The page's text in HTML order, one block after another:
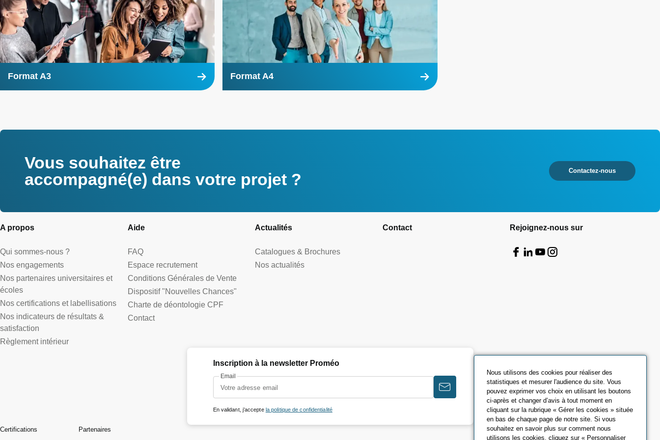
Format A3
En
savoir
Format A4
En
savoir
Vous souhaitez être
accompagné(e) dans votre projet ?
Contactez-nous
A propos
Qui sommes-nous ?
Nos engagements
Nos partenaires universitaires et
écoles
Nos certifications et labellisations
Nos indicateurs de résultats &
satisfaction
Règlement intérieur
Aide
FAQ
Espace recrutement
Conditions Générales de Vente
Dispositif "Nouvelles Chances"
Charte de déontologie CPF
Contact
Actualités
Catalogues & Brochures
Nos actualités
Contact Rejoignez-nous sur
Inscription à la newsletter Proméo
Email
En validant, j’accepte la politique de confidentialité
Certifications Partenaires
Nous utilisons des cookies pour réaliser des
statistiques et mesurer l'audience du site. Vous
pouvez exprimer vos choix en utilisant les boutons
ci-après et changer d’avis à tout moment en
cliquant sur la rubrique « Gérer les cookies » située
en bas de chaque page de notre site. Si vous
souhaitez en savoir plus sur comment nous
utilisons les cookies, cliquez sur « Personnaliser